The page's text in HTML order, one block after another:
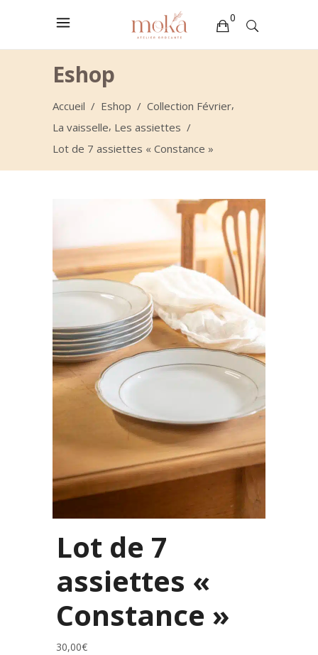
0
Eshop
Accueil / Eshop / Collection Février,
La vaisselle, Les assiettes /
Lot de 7 assiettes « Constance »
Lot de 7
assiettes «
Constance »
30,00€